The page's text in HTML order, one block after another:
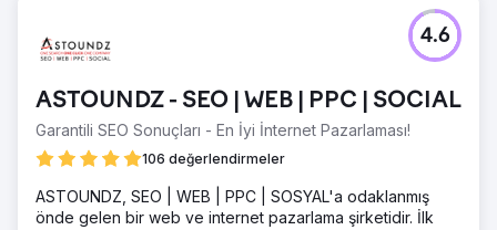
ASTOUNDZ - SEO | WEB | PPC | SOCIAL
Garantili SEO Sonuçları - En İyi İnternet Pazarlaması!
106 değerlendirmeler
4.6
ASTOUNDZ, SEO | WEB | PPC | SOSYAL'a odaklanmış
önde gelen bir web ve internet pazarlama şirketidir. İlk